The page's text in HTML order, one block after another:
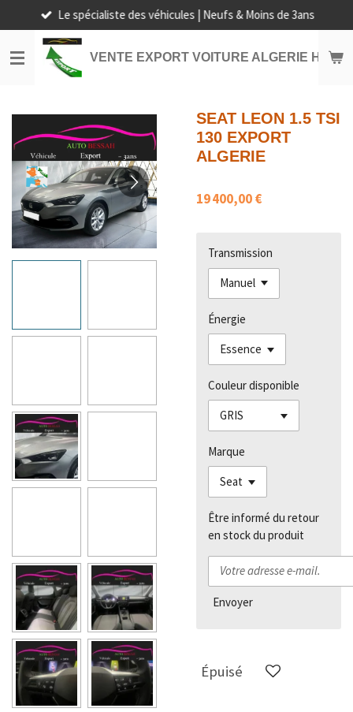
Passer
au
contenu
principal
VENTE EXPORT VOITURE ALGERIE HORS
Le spécialiste des véhicules | Neufs & Moins de 3ans
SEAT LEON 1.5 TSI
130 EXPORT
ALGERIE
19 400,00 €
Transmission
Énergie
Couleur disponible
Marque
Être informé du retour
en stock du produit
Envoyer
Épuisé